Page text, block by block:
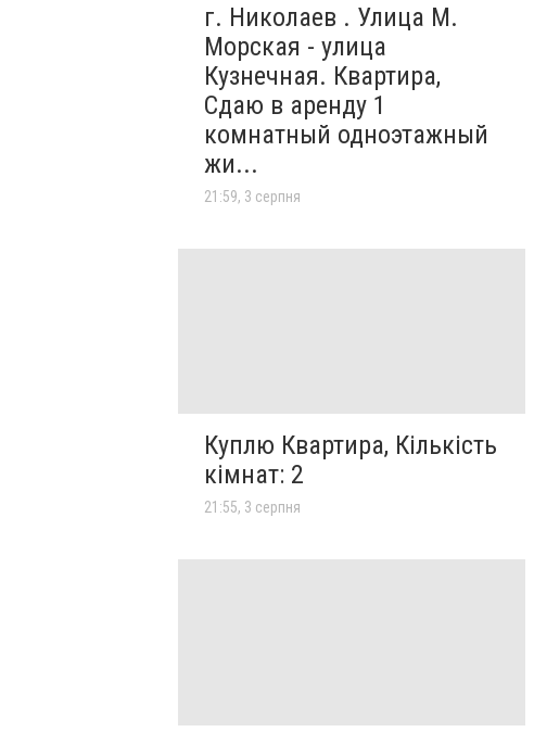
г. Николаев . Улица М.
Морская - улица
Кузнечная. Квартира,
Сдаю в аренду 1
комнатный одноэтажный
жи...
21:59, 3 серпня
Куплю Квартира, Кількість
кімнат: 2
21:55, 3 серпня